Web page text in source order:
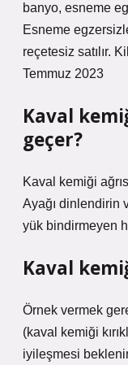
banyo, esneme
Esneme
reçetesiz satılır.
Temmuz 2023
Kaval
geçer?
Kaval kemiği
Ayağı dinlendirin
yük bindirmeyen
Kaval
Örnek vermek
(kaval kemiği
iyileşmesi